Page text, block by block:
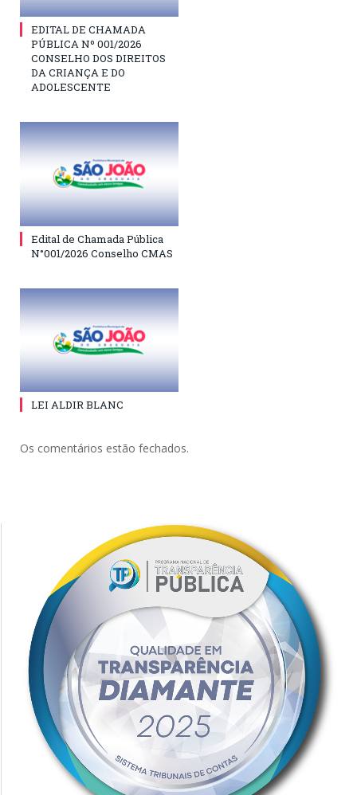
EDITAL DE CHAMADA
PÚBLICA Nº 001/2026
CONSELHO DOS DIREITOS
DA CRIANÇA E DO
ADOLESCENTE
Edital de Chamada Pública
N°001/2026 Conselho CMAS
LEI ALDIR BLANC
Os comentários estão fechados.